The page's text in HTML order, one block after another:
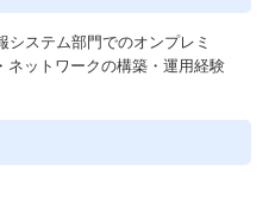
システム部門でのオンプレミ
ネットワークの構築・運用経験